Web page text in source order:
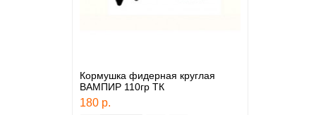
Кормушка фидерная круглая
ВАМПИР 110гр ТК
180 р.